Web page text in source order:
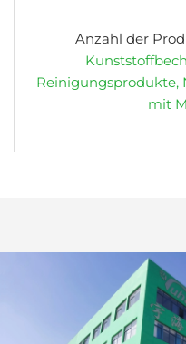
Anzahl der
Reinigungsprodukte,
mit